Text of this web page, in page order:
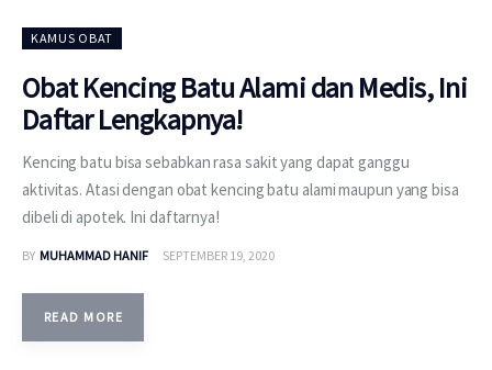
KAMUS OBAT
Obat Kencing Batu Alami dan Medis, Ini
Daftar Lengkapnya!
Kencing batu bisa sebabkan rasa sakit yang dapat ganggu
aktivitas. Atasi dengan obat kencing batu alami maupun yang bisa
dibeli di apotek. Ini daftarnya!
BY MUHAMMAD HANIF SEPTEMBER 19, 2020
READ MORE